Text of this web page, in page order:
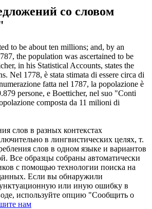
со словом
to be about ten millions; and, by an
the population was ascertained to be
in his Statistical Accounts, states the
Nel 1778, è stata stimata di essere circa di
fatta nel 1787, la popolazione è
persone, e Boetticher, nel suo "Conti
composta da 11 milioni di
слов в разных контекстах
в лингвистических целях, т.
слов в одном языке и вариантов
Все образцы собраны автоматически
с помощью технологии поиска на
Если вы обнаружили
или иную ошибку в
используйте опцию "Сообщить о
нам